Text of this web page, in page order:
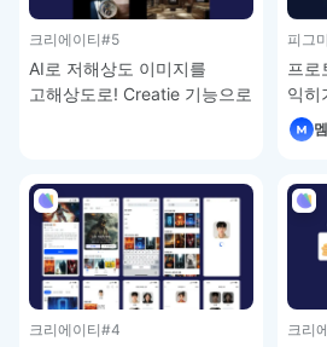
크리에이티#5
AI로 저해상도 이미지를
고해상도로! Creatie 기능으로
피그
프로
익히
크리에이티#4 크리